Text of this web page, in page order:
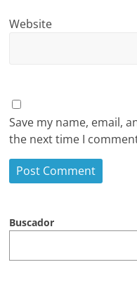
Website
Save my name, email,
the next time I
Buscador